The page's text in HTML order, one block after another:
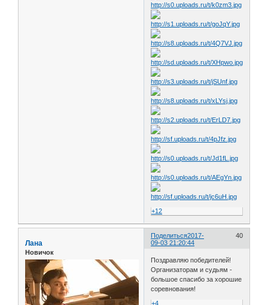
+12
Поделиться 40
2017-
09-03 21:20:44
Лана
Новичок
Поздравляю победителей!
Организаторам и судьям -
большое спасибо за хорошие
соревнования!
+4